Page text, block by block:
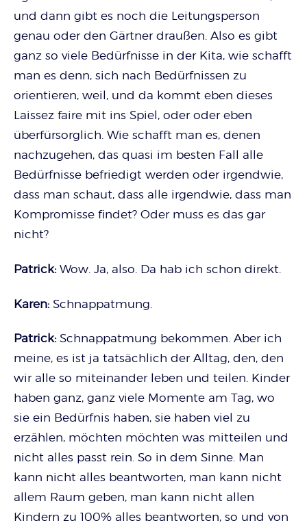
und dann gibt es noch die Leitungsperson
genau oder den Gärtner draußen. Also es gibt
ganz so viele Bedürfnisse in der Kita, wie schafft
man es denn, sich nach Bedürfnissen zu
orientieren, weil, und da kommt eben dieses
Laissez faire mit ins Spiel, oder oder eben
überfürsorglich. Wie schafft man es, denen
nachzugehen, das quasi im besten Fall alle
Bedürfnisse befriedigt werden oder irgendwie,
dass man schaut, dass alle irgendwie, dass man
Kompromisse findet? Oder muss es das gar
nicht?
Patrick: Wow. Ja, also. Da hab ich schon direkt.
Karen: Schnappatmung.
Patrick: Schnappatmung bekommen. Aber ich
meine, es ist ja tatsächlich der Alltag, den, den
wir alle so miteinander leben und teilen. Kinder
haben ganz, ganz viele Momente am Tag, wo
sie ein Bedürfnis haben, sie haben viel zu
erzählen, möchten möchten was mitteilen und
nicht alles passt rein. So in dem Sinne. Man
kann nicht alles beantworten, man kann nicht
allem Raum geben, man kann nicht allen
Kindern zu 100% alles beantworten, so und von